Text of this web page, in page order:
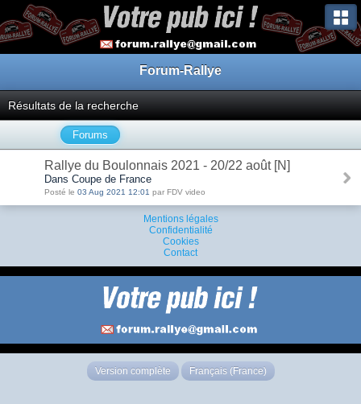
Forum-Rallye
Résultats de la recherche
Forums
Rallye du Boulonnais 2021 - 20/22 août [N]
Dans Coupe de France
Posté le 03 Aug 2021 12:01 par FDV video
Mentions légales
Confidentialité
Cookies
Contact
Version complète Français (France)